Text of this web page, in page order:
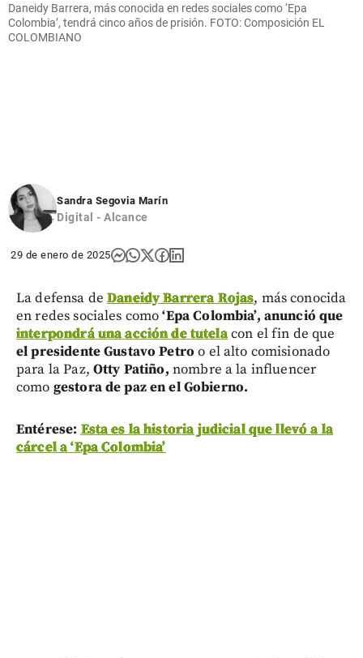
Daneidy Barrera, más conocida en redes sociales como ‘Epa
Colombia’, tendrá cinco años de prisión. FOTO: Composición EL
COLOMBIANO
Sandra Segovia Marín
Digital - Alcance
29 de enero de 2025
La defensa deDaneidy Barrera Rojas, más conocida
en redes sociales como‘Epa Colombia’, anunció que
interpondrá una acción de tutelacon el fin de que
el presidente Gustavo Petro o el alto comisionado
para la Paz, Otty Patiño, nombre a la influencer
como gestora de paz en el Gobierno.
Entérese: Esta es la historia judicial que llevó a la
cárcel a ‘Epa Colombia’